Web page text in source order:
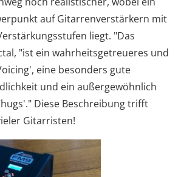
auf Gitarrenverstärkern mit
liegt. "Das
"ist ein wahrheitsgetreueres und
eine besonders gute
und ein außergewöhnlich
Diese Beschreibung trifft
Gitarristen!